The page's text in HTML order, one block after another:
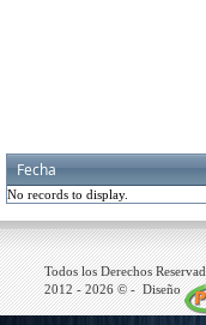
Fecha
No records to display.
Todos los Derechos
2012 -2026© - Diseño